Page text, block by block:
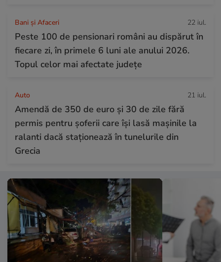
Bani și Afaceri 22 iul.
Peste 100 de pensionari români au dispărut în
fiecare zi, în primele 6 luni ale anului 2026.
Topul celor mai afectate județe
Auto 21 iul.
Amendă de 350 de euro și 30 de zile fără
permis pentru șoferii care își lasă mașinile la
ralanti dacă staționează în tunelurile din
Grecia